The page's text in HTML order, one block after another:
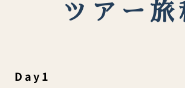
ツアー旅
Day1